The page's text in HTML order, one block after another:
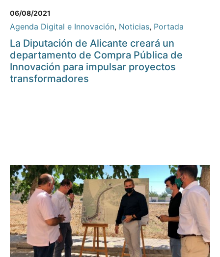
06/08/2021
Agenda Digital e Innovación, Noticias, Portada
La Diputación de Alicante creará un
departamento de Compra Pública de
Innovación para impulsar proyectos
transformadores